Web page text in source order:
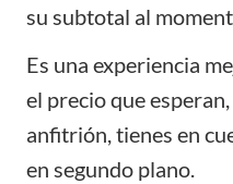
su subtotal al
Es una experiencia
el precio que
anfitrión, tienes en
en segundo plano.